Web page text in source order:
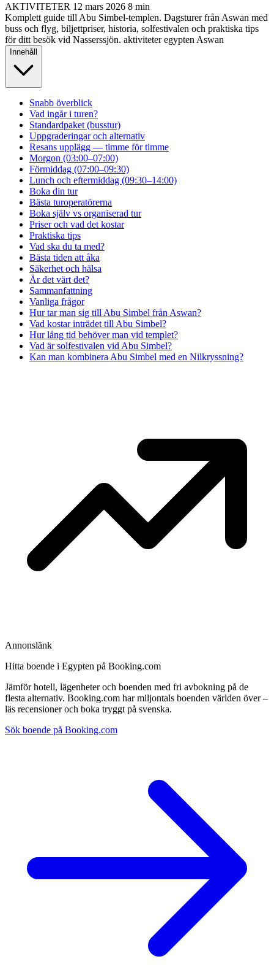
AKTIVITETER 12 mars 2026 8 min
Komplett guide till Abu Simbel-templen. Dagsturer från Aswan med
buss och flyg, biljettpriser, historia, solfestivalen och praktiska tips
för ditt besök vid Nasserssjön. aktiviteter egypten Aswan
Innehåll
Snabb överblick
Vad ingår i turen?
Standardpaket (busstur)
Uppgraderingar och alternativ
Resans upplägg — timme för timme
Morgon (03:00–07:00)
Förmiddag (07:00–09:30)
Lunch och eftermiddag (09:30–14:00)
Boka din tur
Bästa turoperatörerna
Boka själv vs organiserad tur
Priser och vad det kostar
Praktiska tips
Vad ska du ta med?
Bästa tiden att åka
Säkerhet och hälsa
Är det värt det?
Sammanfattning
Vanliga frågor
Hur tar man sig till Abu Simbel från Aswan?
Vad kostar inträdet till Abu Simbel?
Hur lång tid behöver man vid templet?
Vad är solfestivalen vid Abu Simbel?
Kan man kombinera Abu Simbel med en Nilkryssning?
Annonslänk
Hitta boende i Egypten på Booking.com
Jämför hotell, lägenheter och boenden med fri avbokning på de
flesta alternativ. Booking.com har miljontals boenden världen över –
läs recensioner och boka tryggt på svenska.
Sök boende på Booking.com